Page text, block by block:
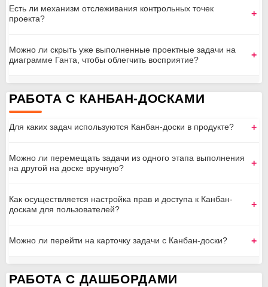
Есть ли механизм отслеживания контрольных точек
проекта?
Можно ли скрыть уже выполненные проектные задачи на
диаграмме Ганта, чтобы облегчить восприятие?
РАБОТА С КАНБАН-ДОСКАМИ
Для каких задач используются Канбан-доски в продукте?
Можно ли перемещать задачи из одного этапа выполнения
на другой на доске вручную?
Как осуществляется настройка прав и доступа к Канбан-
доскам для пользователей?
Можно ли перейти на карточку задачи с Канбан-доски?
РАБОТА С ДАШБОРДАМИ